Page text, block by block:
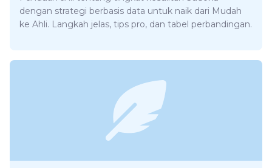
dengan strategi berbasis data untuk naik dari Mudah
ke Ahli. Langkah jelas, tips pro, dan tabel perbandingan.